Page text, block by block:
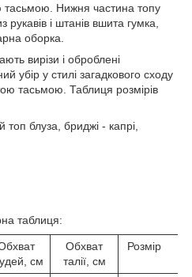
тасьмою. Нижня частина топу
і штанів вшита гумка,
оборка.
вирізи і оброблені
убір у стилі загадкового сходу
тасьмою. Таблиця розмірів
топ блуза, бриджі - капрі,
таблиця:
см
Обхват
талії, см
Розмір